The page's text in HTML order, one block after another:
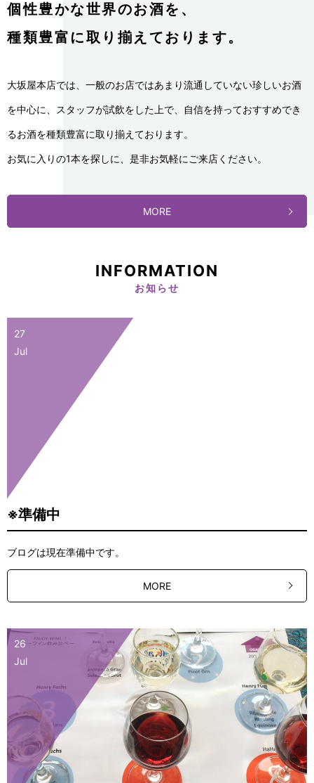
個性豊かな世界のお酒を、
種類豊富に取り揃えております。
大坂屋本店では、一般のお店ではあまり流通していない珍しいお酒
を中心に、 スタッフが試飲をした上で、自信を持っておすすめでき
るお酒を種類豊富に取り揃えております。
お気に入りの1本を探しに、是非お気軽にご来店ください。
MORE
INFORMATION
お知らせ
27
Jul
※準備中
ブログは現在準備中です。
MORE
26
Jul